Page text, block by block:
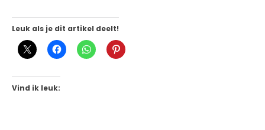
Leuk als je dit artikel deelt!
Vind ik leuk: